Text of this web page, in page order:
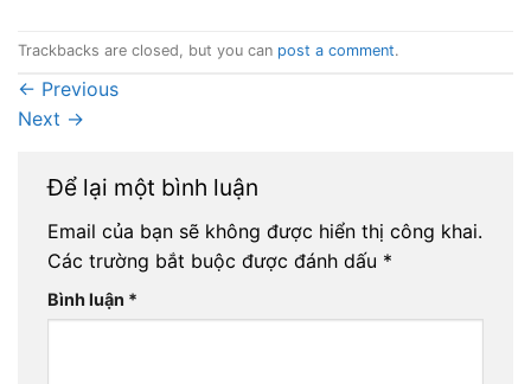
Trackbacks are closed, but you can post a comment.
← Previous
Next →
Để lại một bình luận
Email của bạn sẽ không được hiển thị công khai.
Các trường bắt buộc được đánh dấu *
Bình luận *